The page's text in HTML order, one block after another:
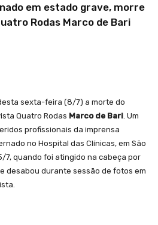
em estado grave, morre
Rodas Marco de Bari
sexta-feira (8/7) a morte do
Quatro Rodas Marco de Bari . Um
profissionais da imprensa
no Hospital das Clínicas, em São
7, quando foi atingido na cabeça por
desabou durante sessão de fotos em